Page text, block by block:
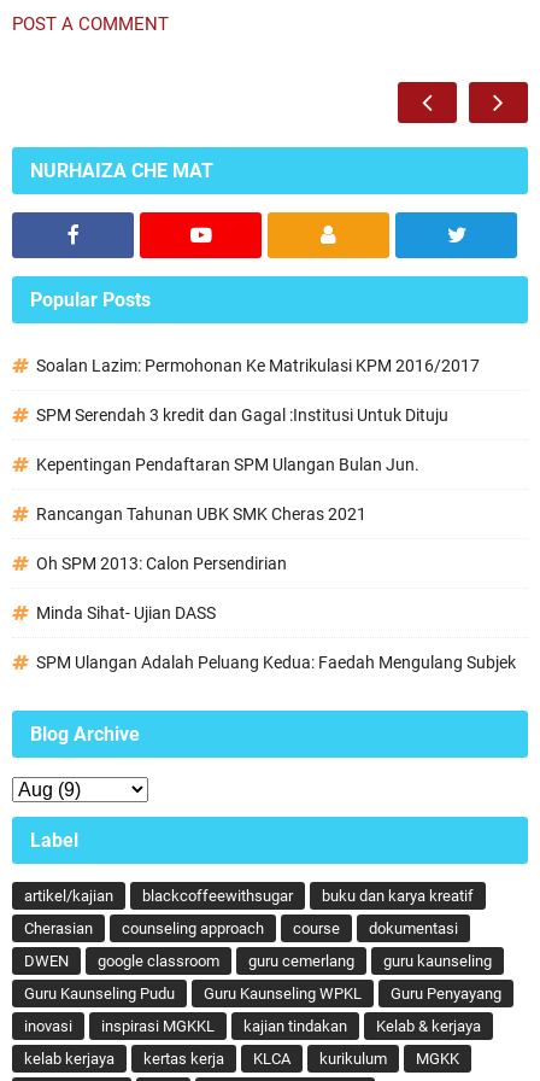
POST A COMMENT
NURHAIZA CHE MAT
Popular Posts
Soalan Lazim: Permohonan Ke Matrikulasi KPM 2016/2017
SPM Serendah 3 kredit dan Gagal :Institusi Untuk Dituju
Kepentingan Pendaftaran SPM Ulangan Bulan Jun.
Rancangan Tahunan UBK SMK Cheras 2021
Oh SPM 2013: Calon Persendirian
Minda Sihat- Ujian DASS
SPM Ulangan Adalah Peluang Kedua: Faedah Mengulang Subjek
Blog Archive
Label
artikel/kajian blackcoffeewithsugar
buku dan karya kreatif
Cherasian
counseling approach course
dokumentasi
DWEN
google classroom guru cemerlang
guru kaunseling
Guru Kaunseling Pudu
Guru Kaunseling WPKL
Guru Penyayang
inovasi
inspirasi MGKKL kajian tindakan
Kelab & kerjaya
kelab kerjaya
kertas kerja KLCA kurikulum
MGKK